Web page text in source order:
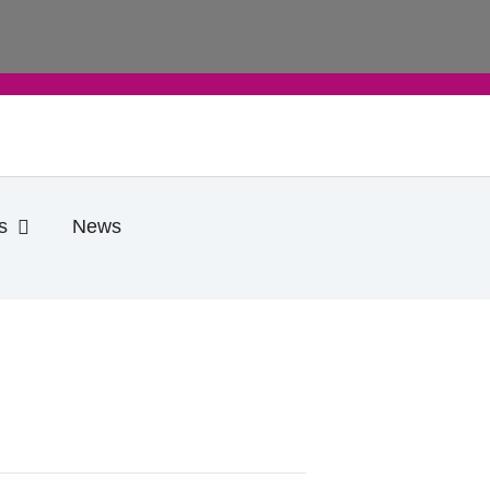
Öffne Praktische Infos
News